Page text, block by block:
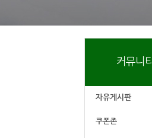
커뮤니티
자유게시판
쿠폰존